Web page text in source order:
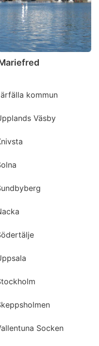
mark
key
to
get
the
shortcuts
changing
dates.
kommun
Väsby
Socken